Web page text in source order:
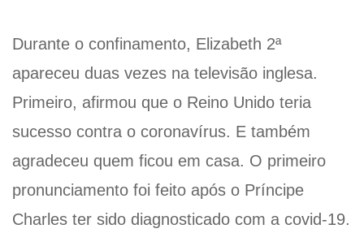
Durante o confinamento, Elizabeth 2ª
apareceu duas vezes na televisão inglesa.
Primeiro, afirmou que o Reino Unido teria
sucesso contra o coronavírus. E também
agradeceu quem ficou em casa. O primeiro
pronunciamento foi feito após o Príncipe
Charles ter sido diagnosticado com a covid-19.